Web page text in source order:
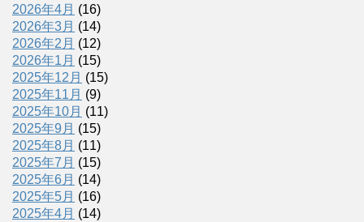
2026年4月 (16)
2026年3月 (14)
2026年2月 (12)
2026年1月 (15)
2025年12月 (15)
2025年11月 (9)
2025年10月 (11)
2025年9月 (15)
2025年8月 (11)
2025年7月 (15)
2025年6月 (14)
2025年5月 (16)
2025年4月 (14)